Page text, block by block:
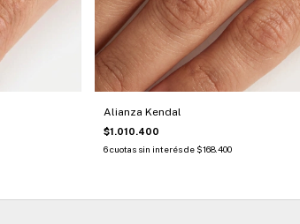
Alianza Kendal
$1.010.400
6cuotas sin interés de $168.400